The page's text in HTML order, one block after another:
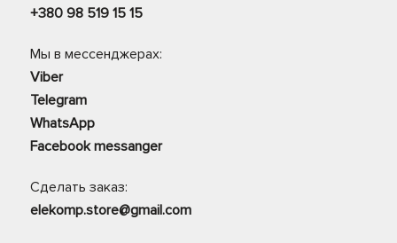
+380 98 519 15 15
Мы в мессенджерах:
Viber
Telegram
WhatsApp
Facebook messanger
Сделать заказ:
elekomp.store@gmail.com